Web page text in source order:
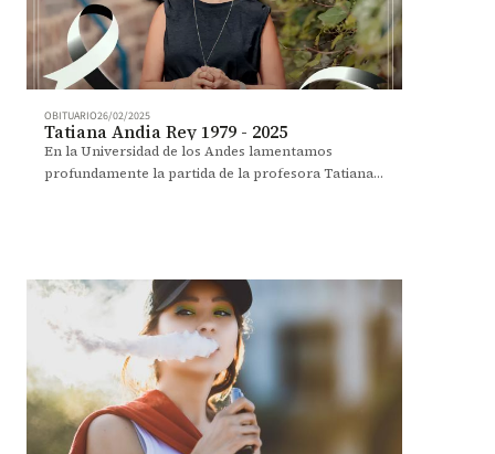
OBITUARIO26/02/2025
Tatiana Andia Rey 1979 - 2025
En la Universidad de los Andes lamentamos
profundamente la partida de la profesora Tatiana